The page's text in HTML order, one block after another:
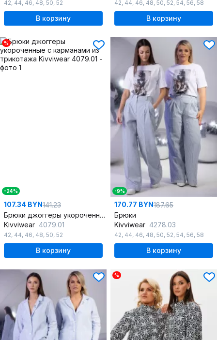
42, 44, 46, 48, 50, 52
В корзину
42, 44, 46, 48, 50, 52, 54, 56, 58
В корзину
%
-24%
107.34 BYN141.23
Брюки джоггеры укороченные с карманами из трикотажа
Kivviwear 4079.01
42, 44, 46, 48, 50, 52
В корзину
-9%
170.77 BYN187.65
Брюки
Kivviwear 4278.03
42, 44, 46, 48, 50, 52, 54, 56, 58
В корзину
%